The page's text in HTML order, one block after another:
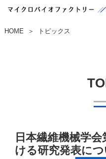
HOME ＞ トピックス
日本繊維機械学
ける研究発表に